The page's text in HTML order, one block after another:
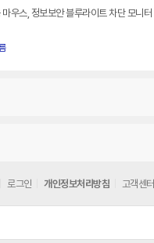
우스, 정보보안 블루라이트 차단 모니터
로그인 개인정보처리방침 고객센터